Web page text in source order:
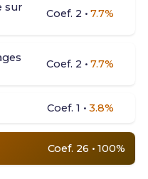
sur
Coef. 2 •7.7%
Coef. 2 •7.7%
Coef. 1 •3.8%
Coef. 26 • 100%